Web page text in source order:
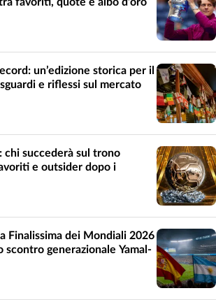
un’edizione storica per il
e riflessi sul mercato
chi succederà sul trono
e outsider dopo i
Finalissima dei Mondiali 2026
generazionale Yamal-